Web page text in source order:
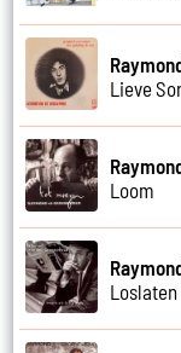
Lieve
Loom
Loslaten